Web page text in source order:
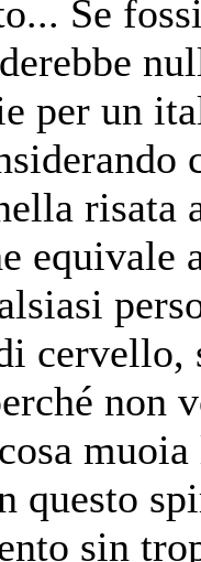
Se
per un
equivale
non
questo
sin